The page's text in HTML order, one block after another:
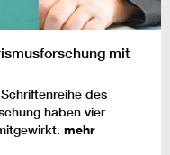
mit
des
haben vier
mehr